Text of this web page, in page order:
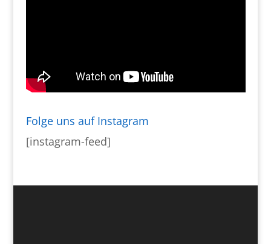
Folge uns auf Instagram
[instagram-feed]